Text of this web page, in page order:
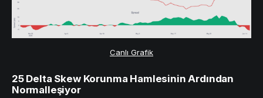
Canlı Grafik
25 Delta Skew Korunma Hamlesinin Ardından
Normalleşiyor